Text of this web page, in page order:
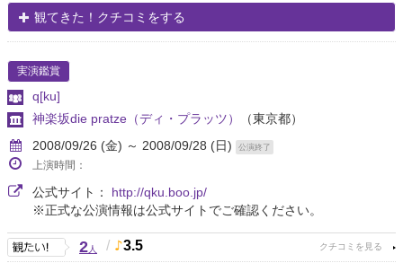
観てきた！クチコミをする
実演鑑賞
q[ku]
神楽坂die pratze（ディ・プラッツ）
（東京都）
2008/09/26 (金) ～ 2008/09/28 (日)
公演終了
上演時間：
公式サイト： http://qku.boo.jp/
※正式な公演情報は公式サイトでご確認ください。
2人 / 3.5